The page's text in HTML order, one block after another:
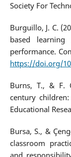
Society For
Burguillo, J. C.
based
performance.
https://doi.org/
Burns, T., & F.
century
Educational
Bursa, S., &
classroom